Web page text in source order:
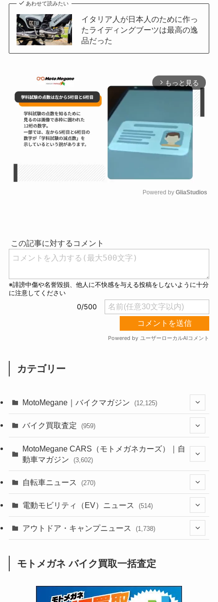
あわせて読みたい
イタリア人が日本人のために作っ
たライディングブーツは最高の逸
品だった
arrow_forward_ios もっと見る
Powered by GliaStudios
カテゴリー
MotoMegane｜バイクマガジン (12,125)
(44)
(637)
(118)
(60)
(31)
(51)
(252)
(38)
(24)
(16)
(249)
(64)
(16)
(306)
(6,953)
(2,473)
(249)
(1,226)
(12)(66)
(16)
(1,139)
(166)
バイク買取査定 (959)
(352)
MotoMegane CARS（モトメガネカーズ）｜自
動車マガジン
(3,602)
(185)
(137)
(72)
(2,743)
(126)
自転車ニュース (270)
(54)
(211)
電動モビリティ（EV）ニュース (514)
(132)
(171)
(118)
アウトドア・キャンプニュース (1,738)
(1,605)
モトメガネ バイク買取一括査定